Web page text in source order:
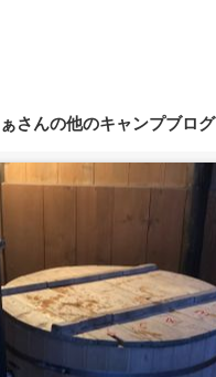
ぁさんの他のキャンプブログ